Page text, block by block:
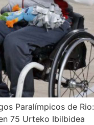
Paralímpicos de Rio:
75 Urteko Ibilbidea